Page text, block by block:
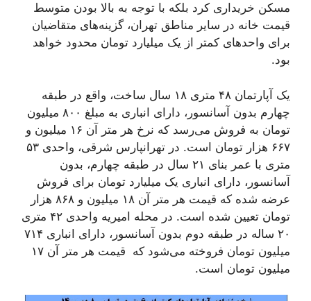
مسکن خریداری کرد بلکه با توجه به بالا بودن متوسط
قیمت خانه در سایر مناطق تهران، گزینه‌های متقاضیان
برای واحدهای کمتر از یک میلیارد تومان محدود خواهد
بود.
یک آپارتمان ۴۸ متری ۱۸ سال ساخت، واقع در طبقه
چهارم بدون آسانسور، دارای انباری به مبلغ ۸۰۰ میلیون
تومان به فروش می‌رسد که نرخ هر متر آن ۱۶ میلیون و
۶۶۷ هزار تومان است. در تهرانپارس شرقی، واحدی ۵۳
متری با عمر بنای ۲۱ سال در طبقه چهارم، بدون
آسانسور، دارای انباری یک میلیارد تومان برای فروش
عرضه شده که قیمت هر متر آن ۱۸ میلیون و ۸۶۸ هزار
تومان تعیین شده است. در محله امیریه واحدی ۴۲ متری
۲۰ ساله در طبقه دوم بدون آسانسور، دارای انباری ۷۱۴
میلیون تومان فروخته می‌شود که قیمت هر متر آن ۱۷
میلیون تومان است.